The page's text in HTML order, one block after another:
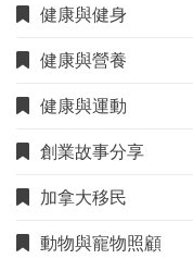
健康與健身
健康與營養
健康與運動
創業故事分享
加拿大移民
動物與寵物照顧